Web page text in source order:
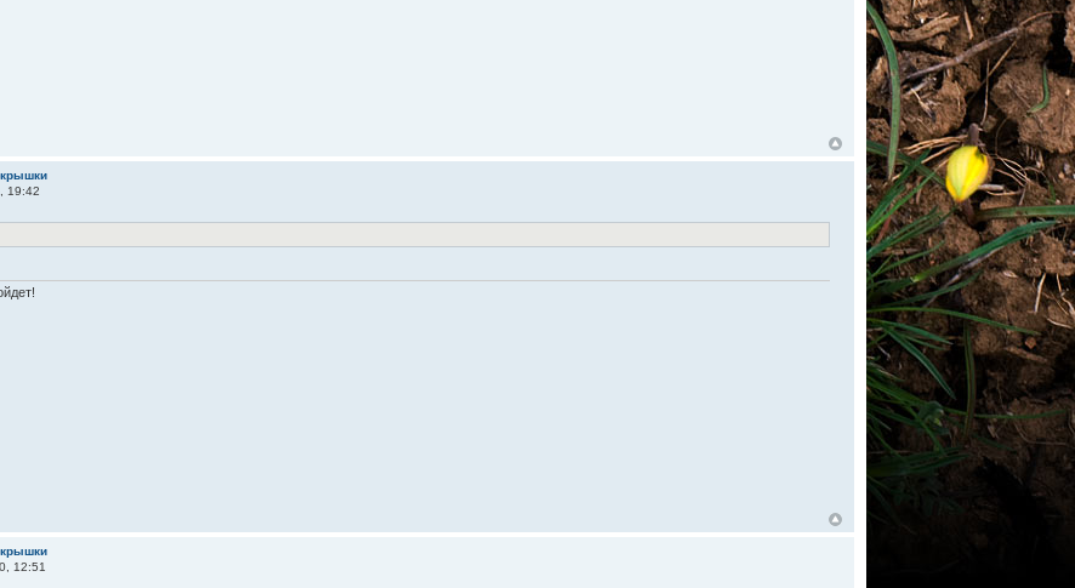
19:42
12:51